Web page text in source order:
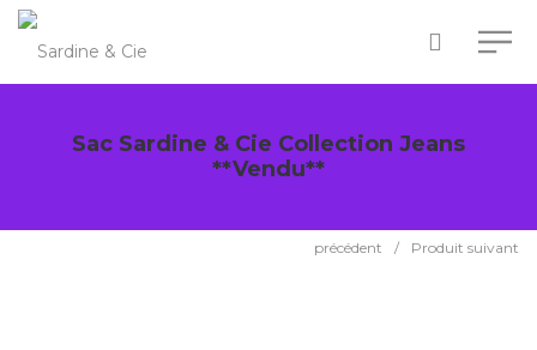
Sac Sardine & Cie Collection Jeans
**Vendu**
précédent / Produit suivant